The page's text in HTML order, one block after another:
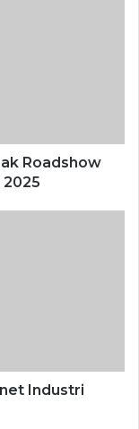
rasa
kontribusi
dan
patut untuk
bahwa
untuk bisa
wadah yang
pula
Roadshow
Industri